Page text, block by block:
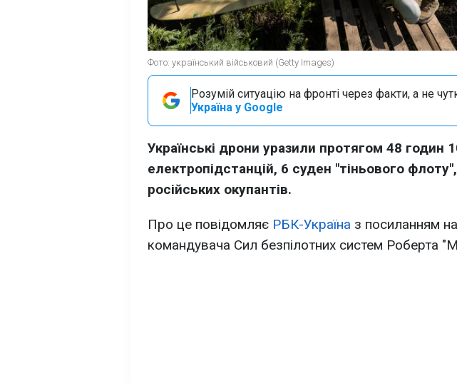
Фото: український військовий (Getty Images)
Розумій ситуацію на фронті через факти, а не
Україна у Google
Українські дрони уразили протягом 48 годин
електропідстанцій, 6 суден "тіньового
російських окупантів.
Про це повідомляє РБК-Україна з посиланням на
командувача Сил безпілотних систем Роберта